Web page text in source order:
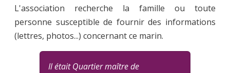
L'association recherche la famille ou toute
personne susceptible de fournir des informations
(lettres, photos...) concernant ce marin.
Il était Quartier maître de